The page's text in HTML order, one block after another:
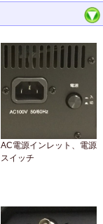
AC電源インレット、電源
スイッチ